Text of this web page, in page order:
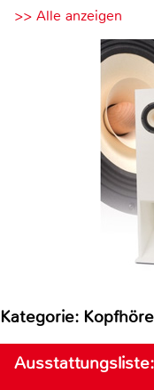
>> Alle anzeigen
Kategorie: